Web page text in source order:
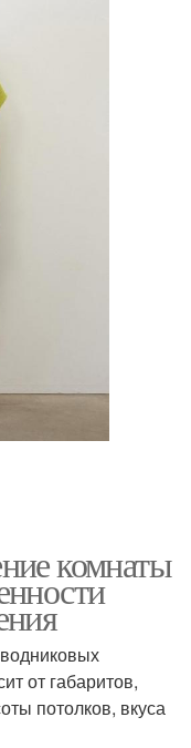
комнаты
от габаритов,
потолков, вкуса